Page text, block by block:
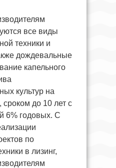
все виды
техники и
дождевальные
капельного
культур на
сроком до 10 лет с
6% годовых. С
по
в лизинг,